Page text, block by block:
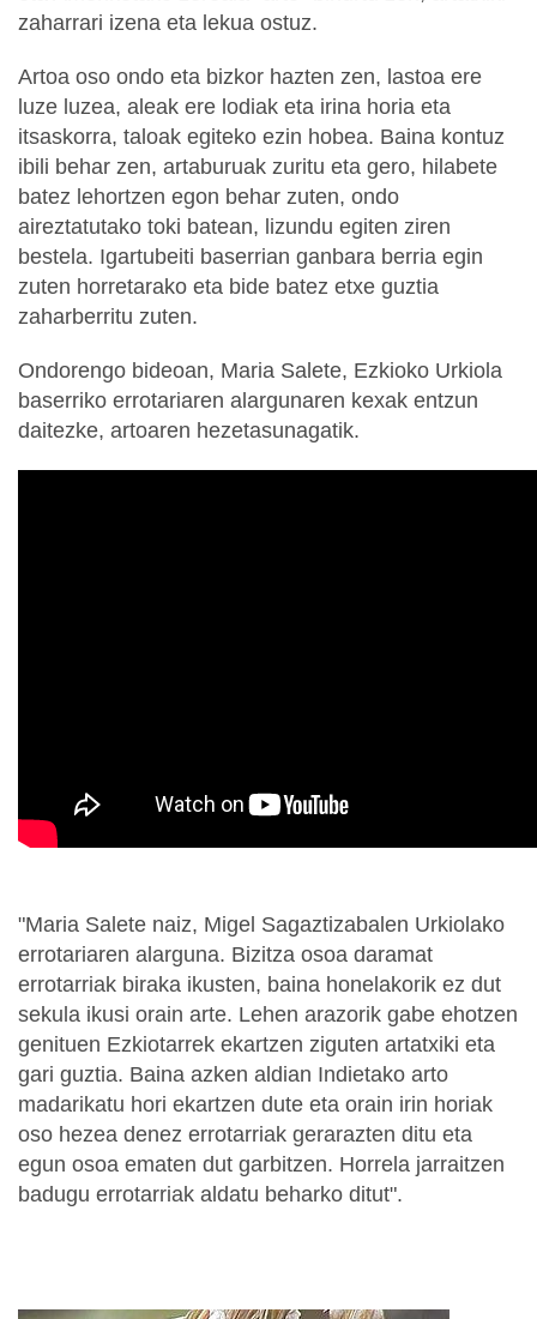
zaharrari izena eta lekua ostuz.
Artoa oso ondo eta bizkor hazten zen, lastoa ere
luze luzea, aleak ere lodiak eta irina horia eta
itsaskorra, taloak egiteko ezin hobea. Baina kontuz
ibili behar zen, artaburuak zuritu eta gero, hilabete
batez lehortzen egon behar zuten, ondo
aireztatutako toki batean, lizundu egiten ziren
bestela. Igartubeiti baserrian ganbara berria egin
zuten horretarako eta bide batez etxe guztia
zaharberritu zuten.
Ondorengo bideoan, Maria Salete, Ezkioko Urkiola
baserriko errotariaren alargunaren kexak entzun
daitezke, artoaren hezetasunagatik.
"Maria Salete naiz, Migel Sagaztizabalen Urkiolako
errotariaren alarguna. Bizitza osoa daramat
errotarriak biraka ikusten, baina honelakorik ez dut
sekula ikusi orain arte. Lehen arazorik gabe ehotzen
genituen Ezkiotarrek ekartzen ziguten artatxiki eta
gari guztia. Baina azken aldian Indietako arto
madarikatu hori ekartzen dute eta orain irin horiak
oso hezea denez errotarriak gerarazten ditu eta
egun osoa ematen dut garbitzen. Horrela jarraitzen
badugu errotarriak aldatu beharko ditut".